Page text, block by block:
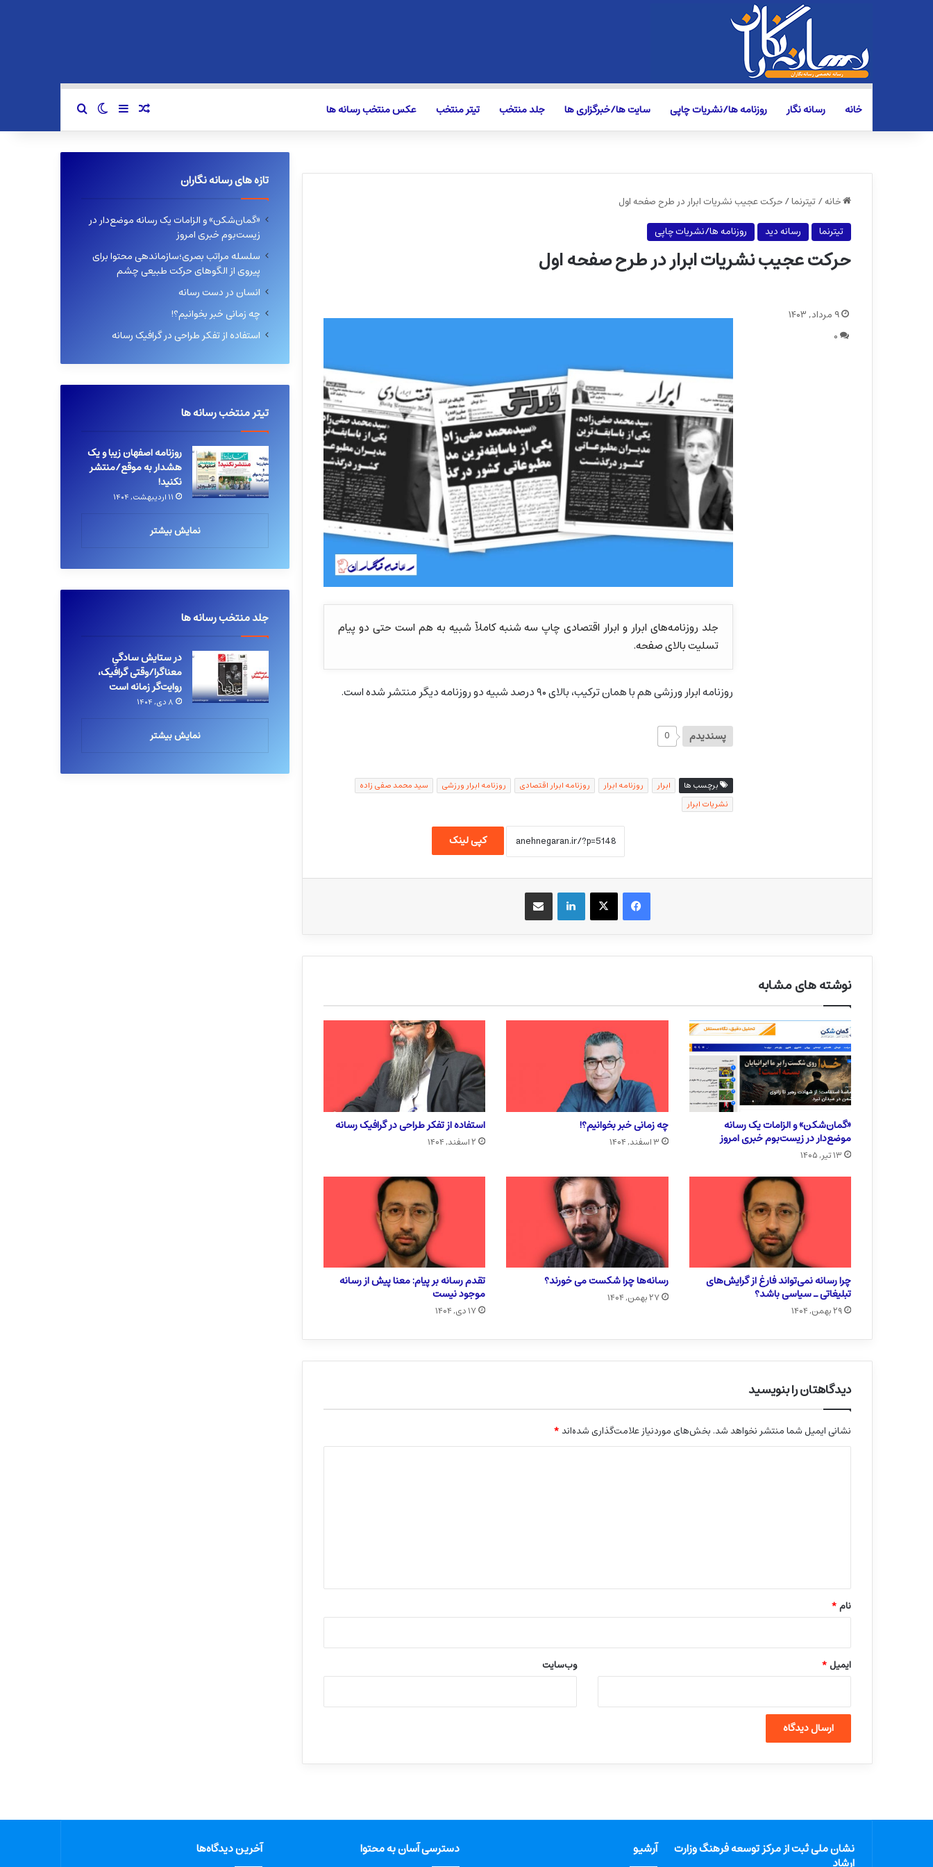
خانه رسانه نگار روزنامه ها/نشریات چاپی سایت ها/خبرگزاری ها جلد منتخب تیتر منتخب عکس منتخب رسانه ها نوشته تصادفی
سایدبارتغییر پوسته
خانه/تیترنما/حرکت عجیب نشریات ابرار در طرح صفحه اول
تیترنما
رسانه دید روزنامه ها/نشریات چاپی
حرکت عجیب نشریات ابرار در طرح صفحه اول
جلد روزنامه‌های ابرار و ابرار اقتصادی چاپ سه شنبه کاملآ شبیه به هم است حتی دو پیام
تسلیت بالای صفحه.
روزنامه ابرار ورزشی هم با همان ترکیب، بالای ۹۰ درصد شبیه دو روزنامه دیگر منتشر شده است.
پسندیدم 0
برچسب ها ابرار روزنامه ابرار روزنامه ابرار اقتصادی روزنامه ابرار ورزشی
سید محمد صفی زاده
نشریات ابرار
کپی لینک
۹ مرداد, ۱۴۰۳
۰
فیسبوک X لینکداین
نوشته های مشابه
«گمان‌شکن» و الزامات یک رسانه
موضع‌دار در زیست‌بوم خبری امروز
۱۳ تیر, ۱۴۰۵
چه زمانی خبر بخوانیم؟!
۳ اسفند, ۱۴۰۴
استفاده از تفکر طراحی در گرافیک رسانه
۲ اسفند, ۱۴۰۴
چرا رسانه نمی‌تواند فارغ از گرایش‌های
تبلیغاتی ـ سیاسی باشد؟
۲۹ بهمن, ۱۴۰۴
رسانه‌ها چرا شکست می خورند؟
۲۷ بهمن, ۱۴۰۴
تقدم رسانه بر پیام: معنا پیش از رسانه
موجود نیست
۱۷ دی, ۱۴۰۴
دیدگاهتان را بنویسید
نشانی ایمیل شما منتشر نخواهد شد. بخش‌های موردنیاز علامت‌گذاری شده‌اند*
نام*
ایمیل* وب‌سایت
تازه های رسانه نگاران
«گمان‌شکن» و الزامات یک رسانه موضع‌دار در
زیست‌بوم خبری امروز
سلسله مراتب بصری؛سازماندهی محتوا برای
پیروی از الگوهای حرکت طبیعی چشم
انسان در دست رسانه
چه زمانی خبر بخوانیم؟!
استفاده از تفکر طراحی در گرافیک رسانه
تیتر منتخب رسانه ها
روزنامه اصفهان زیبا و یک
هشدار به موقع/منتشر
نکنید!
۱۱ اردیبهشت, ۱۴۰۴
نمایش بیشتر
جلد منتخب رسانه ها
در ستایش سادگیِ
معناگرا/وقتی گرافیک،
روایت‌گر زمانه است
۸ دی, ۱۴۰۴
نمایش بیشتر
نشان ملی ثبت از مرکز توسعه فرهنگ وزارت آرشیو دسترسی آسان به محتوا آخرین دیدگاه‌ها